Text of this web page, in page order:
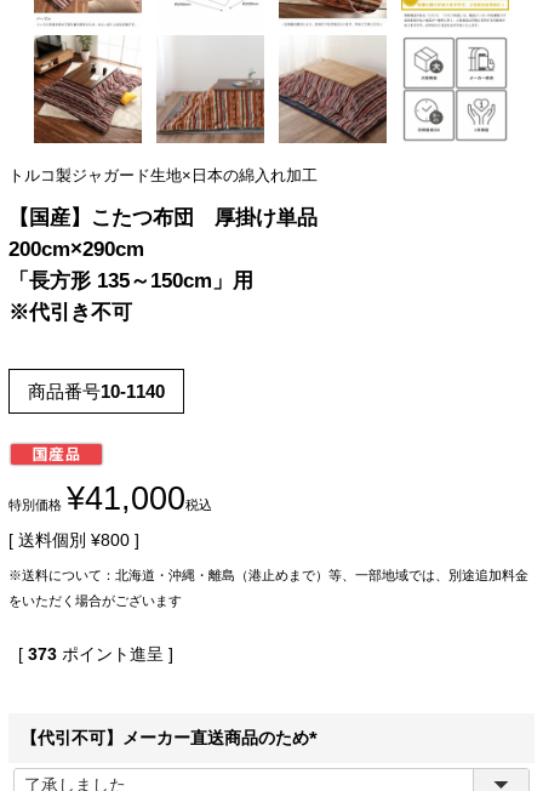
トルコ製ジャガード生地×日本の綿入れ加工
【国産】こたつ布団 厚掛け単品
200cm×290cm
「長方形 135～150cm」用
※代引き不可
商品番号10-1140
特別価格 ¥41,000税込
送料個別 ¥800
※送料について：北海道・沖縄・離島（港止めまで）等、一部地域では、別途追加料金
をいただく場合がございます
[ 373 ポイント進呈 ]
【代引不可】メーカー直送商品のため
(